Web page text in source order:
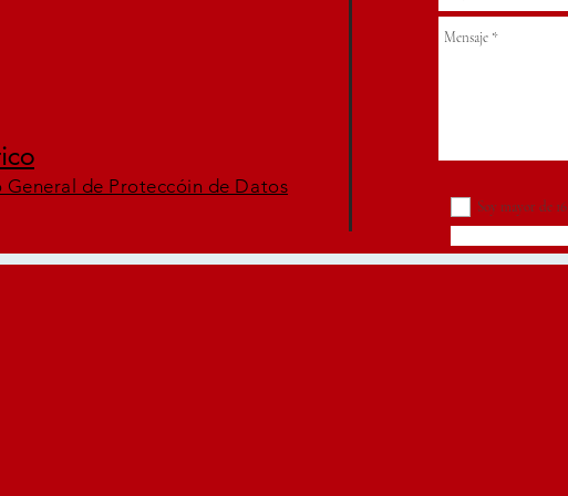
General de Proteccóin de Datos
Soy mayor de